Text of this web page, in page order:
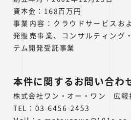
資本金：168百万円
事業内容：クラウドサービスお
発販売事業、コンサルティング
テム開発受託事業
本件に関するお問い合わ
株式会社ワン・オー・ワン 広
TEL：03-6456-2453